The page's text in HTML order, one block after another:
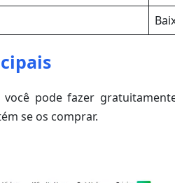
pode fazer
se os comprar.